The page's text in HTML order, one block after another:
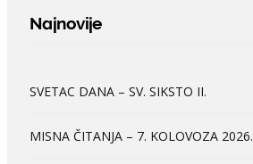
Najnovije
SVETAC DANA – SV. SIKSTO II.
MISNA ČITANJA – 7. KOLOVOZA 2026.